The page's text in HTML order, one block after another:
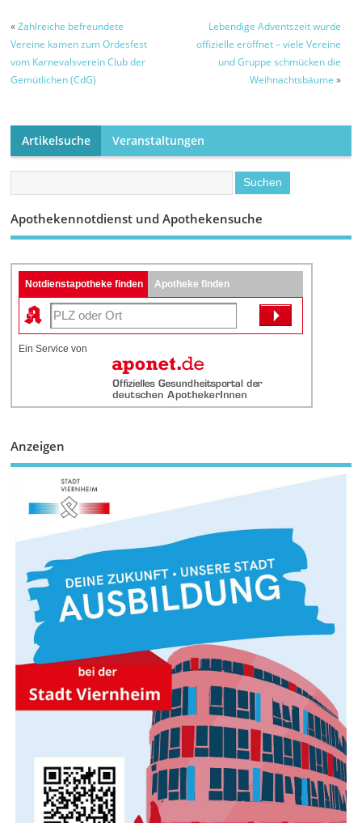
«Zahlreiche befreundete
Vereine kamen zum Ordesfest
vom Karnevalsverein Club der
Gemütlichen (CdG)
Lebendige Adventszeit wurde
offizielle eröffnet – viele Vereine
und Gruppe schmücken die
Weihnachtsbäume »
Artikelsuche Veranstaltungen
Apothekennotdienst und Apothekensuche
Notdienstapotheke finden Apotheke finden
Ein Service von
Anzeigen